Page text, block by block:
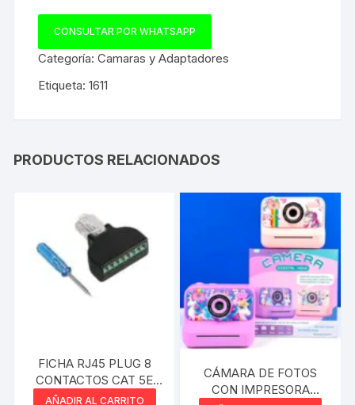
CONSULTAR POR WHATSAPP
Categoría:Camaras y Adaptadores
Etiqueta:1611
PRODUCTOS RELACIONADOS
FICHA RJ45 PLUG 8
CONTACTOS CAT 5E
MACHO A BORNERA
AÑADIR AL CARRITO
CÁMARA DE FOTOS
CON IMPRESORA